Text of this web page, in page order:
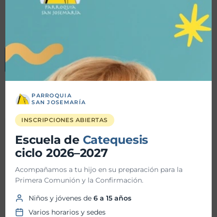
Más
info
Detalles
Fecha inicio:
Fecha fin: 28-08-2023
Hora inicio:06:00 PM
PARROQUIA
SAN JOSEMARÍA
INSCRIPCIONES ABIERTAS
Escuela de Catequesis
ciclo 2026–2027
Acompañamos a tu hijo en su preparación para la
Primera Comunión y la Confirmación.
Niños y jóvenes de6 a 15 años
Varios horarios y sedes